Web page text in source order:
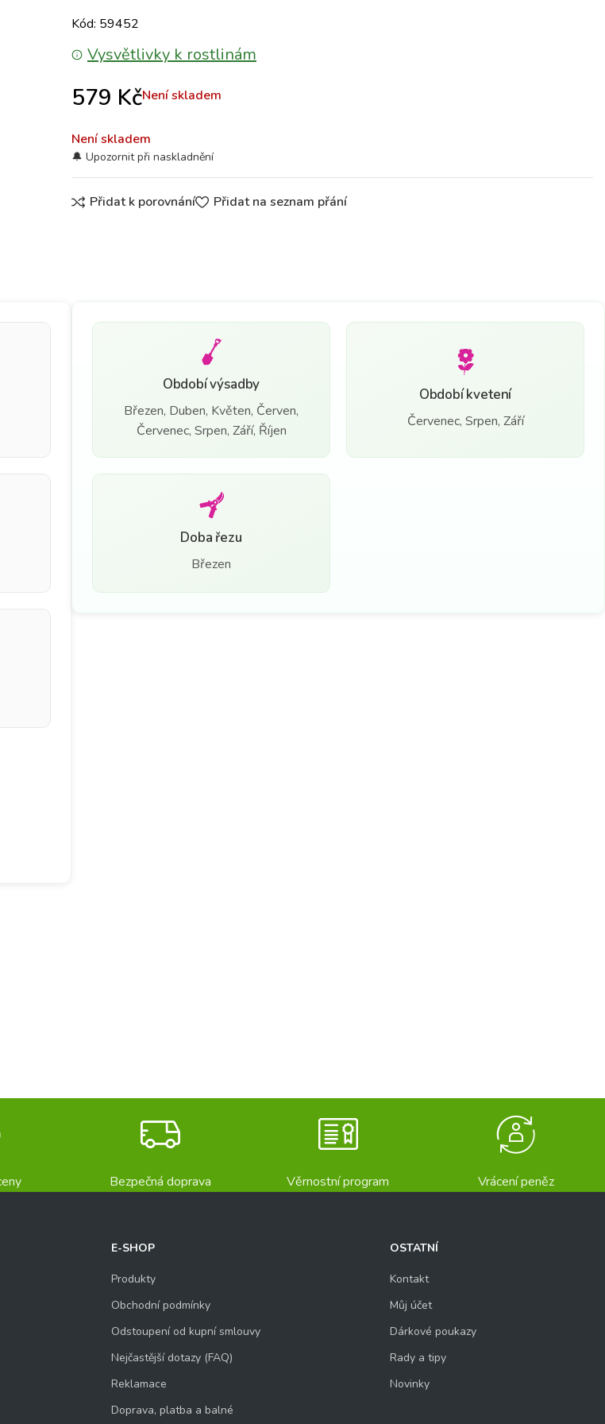
Kód: 59452
Vysvětlivky k rostlinám
579 KčNení skladem
Není skladem
Přidat k porovnání Přidat na seznam přání
Období výsadby
Březen, Duben, Květen, Červen,
Červenec, Srpen, Září, Říjen
Období kvetení
Červenec, Srpen, Září
Doba řezu
Březen
Bezpečná doprava Věrnostní program Vrácení peněz
E-SHOP
Produkty
Obchodní podmínky
Odstoupení od kupní smlouvy
Nejčastější dotazy (FAQ)
Reklamace
Doprava, platba a balné
OSTATNÍ
Kontakt
Můj účet
Dárkové poukazy
Rady a tipy
Novinky